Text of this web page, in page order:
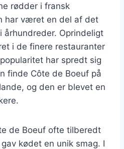
rødder i fransk
har været en del af det
århundreder. Oprindeligt
i de finere restauranter
har spredt sig
finde Côte de Boeuf på
og den er blevet en
de Boeuf ofte tilberedt
kødet en unik smag. I